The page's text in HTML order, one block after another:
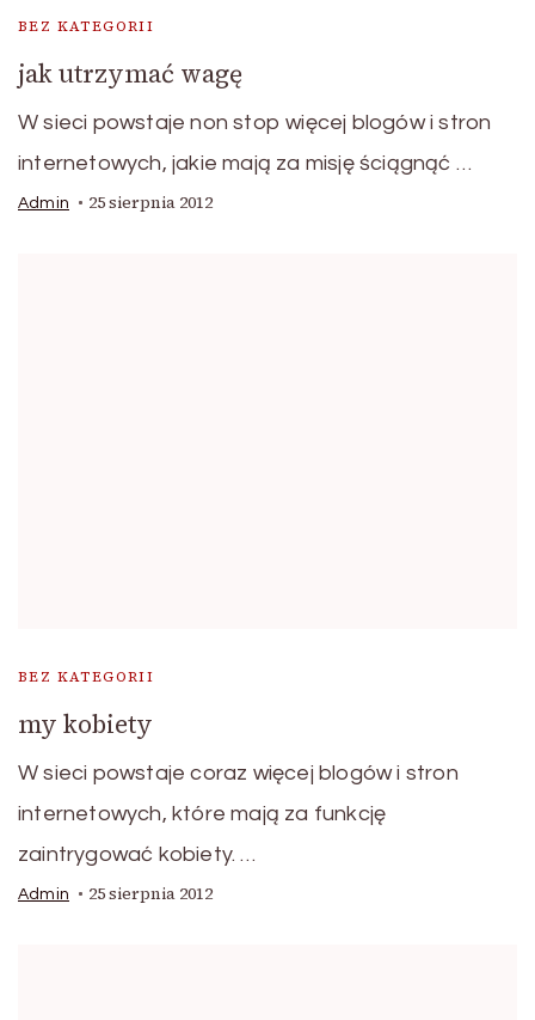
BEZ KATEGORII
jak utrzymać wagę
W sieci powstaje non stop więcej blogów i stron
internetowych, jakie mają za misję ściągnąć …
Admin 25 sierpnia 2012
BEZ KATEGORII
my kobiety
W sieci powstaje coraz więcej blogów i stron
internetowych, które mają za funkcję
zaintrygować kobiety. …
Admin 25 sierpnia 2012